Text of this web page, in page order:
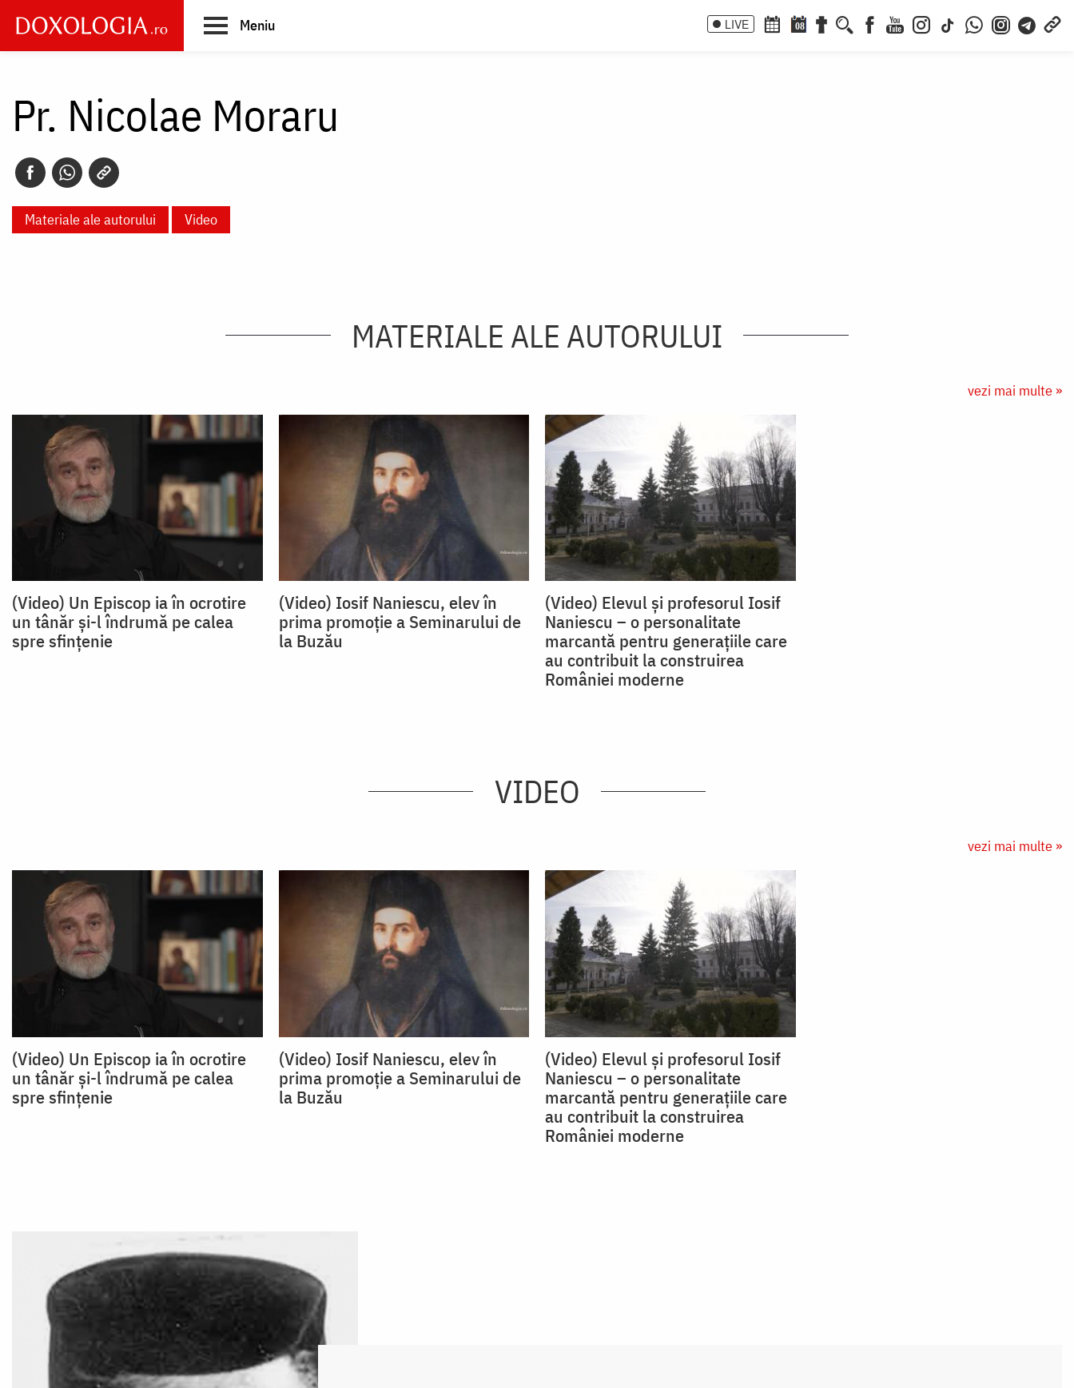
main
Meniu LIVE 08
Pr. Nicolae Moraru
Materiale ale autorului Video
MATERIALE ALE AUTORULUI
vezi mai multe »
(Video) Un Episcop ia în ocrotire
un tânăr și-l îndrumă pe calea
spre sfințenie
(Video) Iosif Naniescu, elev în
prima promoție a Seminarului de
la Buzău
(Video) Elevul și profesorul Iosif
Naniescu – o personalitate
marcantă pentru generațiile care
au contribuit la construirea
României moderne
VIDEO
vezi mai multe »
(Video) Un Episcop ia în ocrotire
un tânăr și-l îndrumă pe calea
spre sfințenie
(Video) Iosif Naniescu, elev în
prima promoție a Seminarului de
la Buzău
(Video) Elevul și profesorul Iosif
Naniescu – o personalitate
marcantă pentru generațiile care
au contribuit la construirea
României moderne